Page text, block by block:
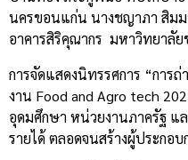
นครขอนแก่น นางชญาภา สิม
อาคารสิริคุณากร มหาวิทยาลั
การจัดแสดงนิทรรศการ “การ
งาน Food and Agro tech
อุดมศึกษา หน่วยงานภาครัฐ แ
รายได้ ตลอดจนสร้างผู้ประก